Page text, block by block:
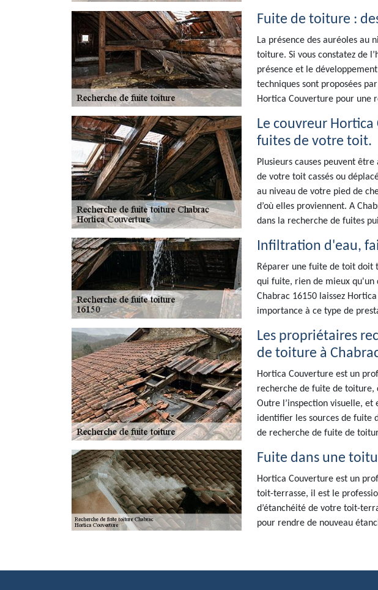
Fuite de toiture :
La présence des auréoles au
toiture. Si vous constatez de
présence et le
techniques sont proposées
Hortica Couverture pour une
Le couvreur
fuites de votre toit.
Plusieurs causes peuvent
de votre toit cassés ou
au niveau de votre pied de
d’où elles proviennent. A
dans la recherche de fuites
Infiltration d'eau,
Réparer une fuite de toit doit
qui fuite, rien de mieux qu'un
Chabrac 16150 laissez
importance à ce type de
Les propriétaires
de toiture à
Hortica Couverture est un
recherche de fuite de toiture,
Outre l’inspection visuelle,
identifier les sources de fuite
de recherche de fuite de
Fuite dans une
Hortica Couverture est un
toit-terrasse, il est le
d’étanchéité de votre toit-
pour rendre de nouveau